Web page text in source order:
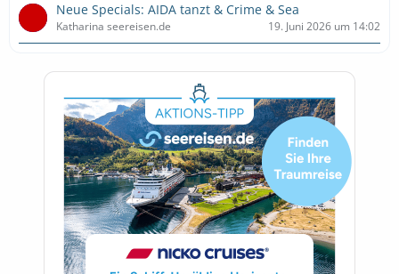
Neue Specials: AIDA tanzt & Crime & Sea
Katharina seereisen.de 19. Juni 2026 um 14:02